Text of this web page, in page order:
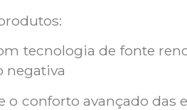
tecnologia de fonte
negativa
conforto avançado das